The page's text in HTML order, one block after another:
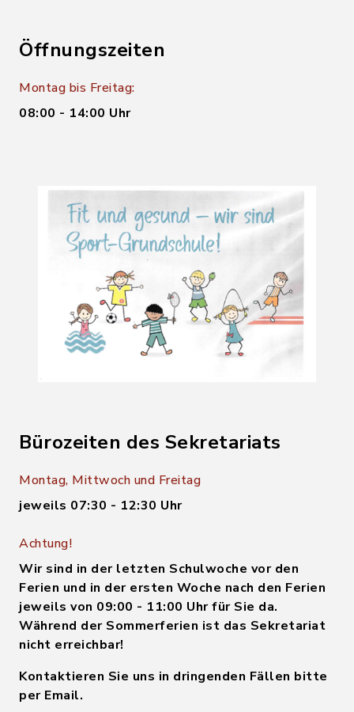
Öffnungszeiten
Montag bis Freitag:
08:00 - 14:00 Uhr
Bürozeiten des Sekretariats
Montag, Mittwoch und Freitag
jeweils 07:30 - 12:30 Uhr
Achtung!
Wir sind in der letzten Schulwoche vor den
Ferien und in der ersten Woche nach den Ferien
jeweils von 09:00 - 11:00 Uhr für Sie da.
Während der Sommerferien ist das Sekretariat
nicht erreichbar!
Kontaktieren Sie uns in dringenden Fällen bitte
per Email.